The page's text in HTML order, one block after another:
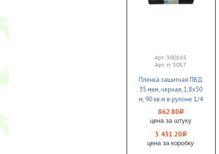
Арт. 300165
Арт. п. 3057
Пленка защитная ПВД
35 мкм, черная, 1,8х50
м, 90 кв.м в рулоне 1/4
КБ
862.80i
цена за штуку
3 451.20i
цена за коробку